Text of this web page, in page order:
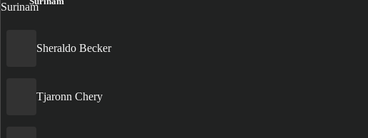
Sheraldo Becker
Tjaronn Chery